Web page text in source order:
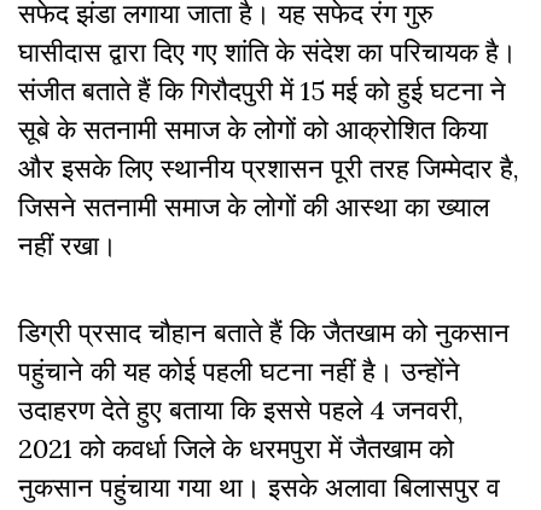
सफेद झंडा लगाया जाता है। यह सफेद रंग गुरु
घासीदास द्वारा दिए गए शांति के संदेश का परिचायक है।
संजीत बताते हैं कि गिरौदपुरी में 15 मई को हुई घटना ने
सूबे के सतनामी समाज के लोगों को आक्रोशित किया
और इसके लिए स्थानीय प्रशासन पूरी तरह जिम्मेदार है,
जिसने सतनामी समाज के लोगों की आस्था का ख्याल
नहीं रखा।
डिग्री प्रसाद चौहान बताते हैं कि जैतखाम को नुकसान
पहुंचाने की यह कोई पहली घटना नहीं है। उन्होंने
उदाहरण देते हुए बताया कि इससे पहले 4 जनवरी,
2021 को कवर्धा जिले के धरमपुरा में जैतखाम को
नुकसान पहुंचाया गया था। इसके अलावा बिलासपुर व